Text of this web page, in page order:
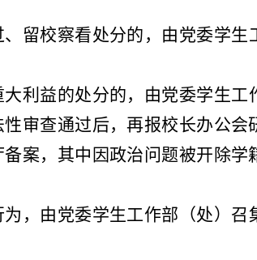
留校察看处分的，由党委学生
利益的处分的，由党委学生工
审查通过后，再报校长办公会
案，其中因政治问题被开除学
为，由党委学生工作部（处）